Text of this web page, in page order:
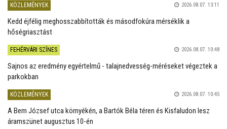
KÖZLEMÉNYEK 2026.08.07. 13:11
Kedd éjfélig meghosszabbították és másodfokúra mérséklik a
hőségriasztást
FEHÉRVÁRI SZÍNES 2026.08.07. 10:48
Sajnos az eredmény egyértelmű - talajnedvesség-méréseket végeztek a
parkokban
KÖZLEMÉNYEK 2026.08.07. 10:45
A Bem József utca környékén, a Bartók Béla téren és Kisfaludon lesz
áramszünet augusztus 10-én